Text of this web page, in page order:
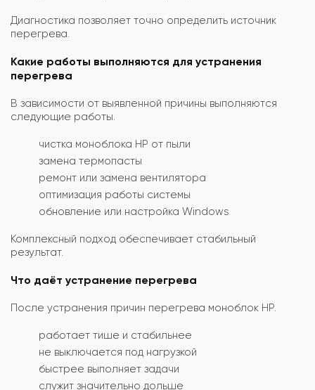
Диагностика позволяет точно определить источник
перегрева.
Какие работы выполняются для устранения
перегрева
В зависимости от выявленной причины выполняются
следующие работы.
чистка моноблока HP от пыли
замена термопасты
ремонт или замена вентилятора
оптимизация работы системы
обновление или настройка Windows
Комплексный подход обеспечивает стабильный
результат.
Что даёт устранение перегрева
После устранения причин перегрева моноблок HP.
работает тише и стабильнее
не выключается под нагрузкой
быстрее выполняет задачи
служит значительно дольше